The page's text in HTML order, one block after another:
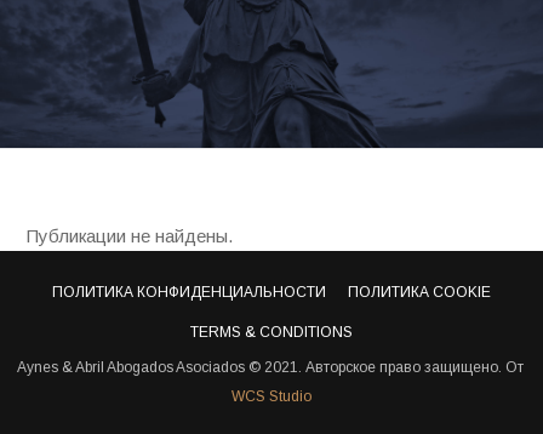
Публикации не найдены.
ПОЛИТИКА КОНФИДЕНЦИАЛЬНОСТИ ПОЛИТИКА COOKIE
TERMS & CONDITIONS
Aynes & Abril Abogados Asociados © 2021. Авторское право защищено. От
WCS Studio